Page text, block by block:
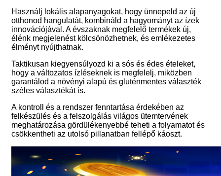
Használj lokális alapanyagokat, hogy ünnepeld az új
otthonod hangulatát, kombináld a hagyományt az ízek
innovációjával. A évszaknak megfelelő termékek új,
élénk megjelenést kölcsönözhetnek, és emlékezetes
élményt nyújthatnak.
Taktikusan kiegyensúlyozd ki a sós és édes ételeket,
hogy a változatos ízléseknek is megfelelj, miközben
garantálod a növényi alapú és gluténmentes választék
széles választékát is.
A kontroll és a rendszer fenntartása érdekében az
felkészülés és a felszolgálás világos ütemtervének
meghatározása gördülékenyebbé teheti a folyamatot és
csökkentheti az utolsó pillanatban fellépő káoszt.